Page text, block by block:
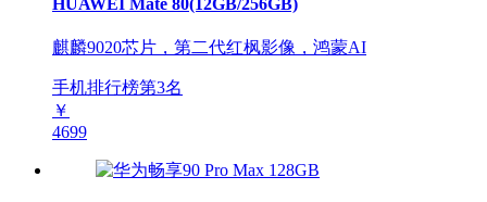
麒麟9020芯片，第二代红枫影像，鸿蒙AI
手机排行榜第3名
￥
4699